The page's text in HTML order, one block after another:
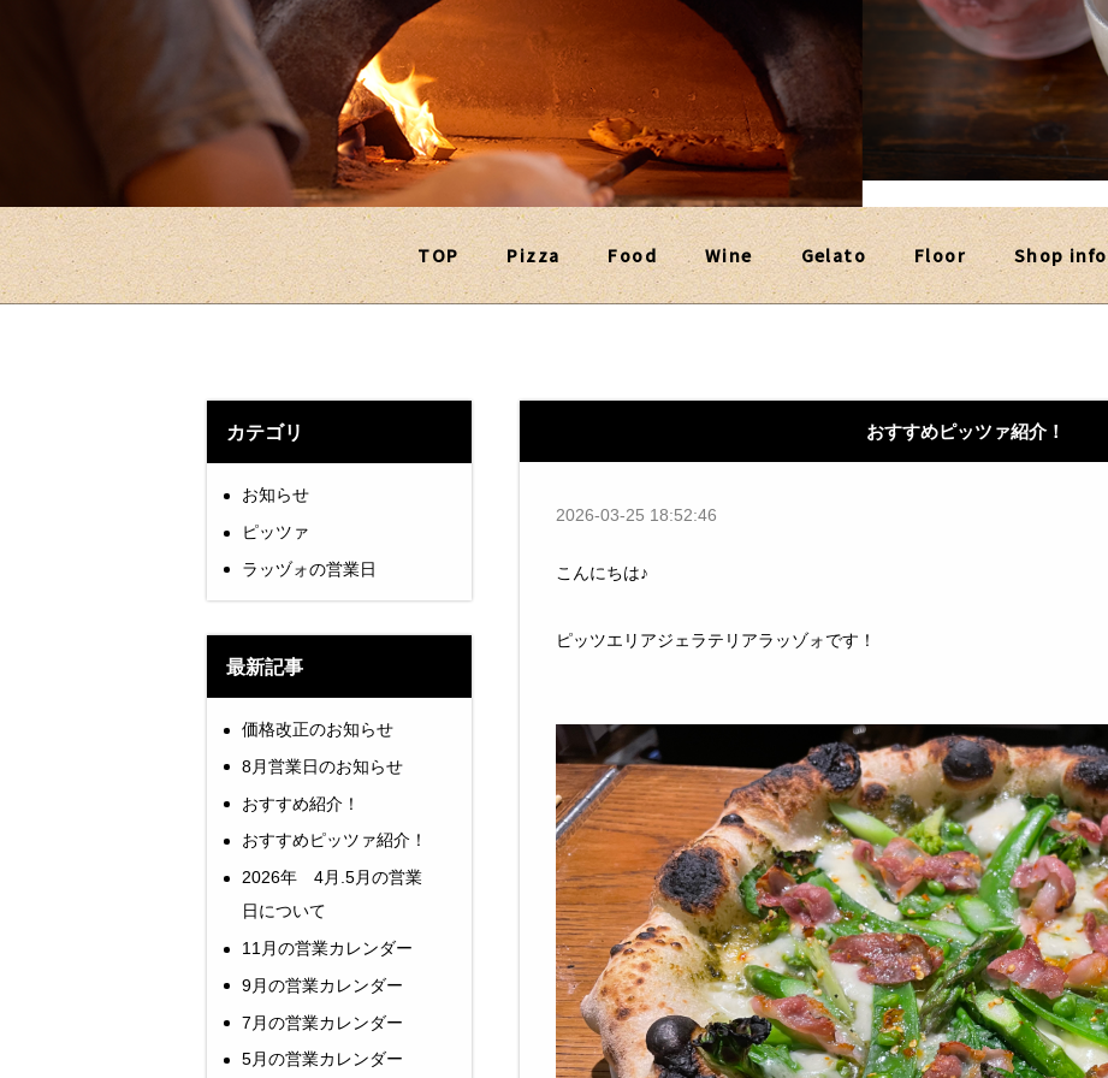
TOP Pizza Food Wine Gelato Floor Shop info
カテゴリ
お知らせ
ピッツァ
ラッヅォの営業日
最新記事
価格改正のお知らせ
8月営業日のお知らせ
おすすめ紹介！
おすすめピッツァ紹介！
2026年 4月.5月の営業
日について
11月の営業カレンダー
9月の営業カレンダー
7月の営業カレンダー
5月の営業カレンダー
おすすめピッツァ紹介！
2026-03-25 18:52:46
こんにちは♪
ピッツエリアジェラテリアラッゾォです！